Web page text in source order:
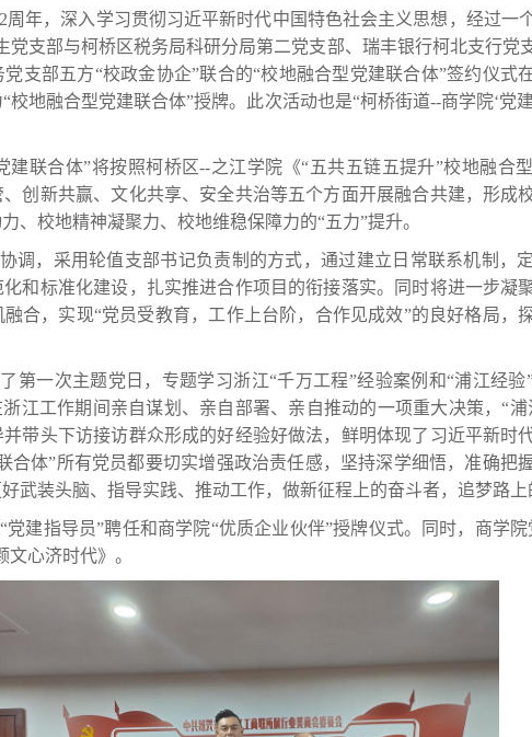
周年，深入学习贯彻习近平新时代中国特色社会主义思想，经过一
党支部与柯桥区税务局科研分局第二党支部、瑞丰银行柯北支行党
支部五方“校政金协企”联合的“校地融合型党建联合体”签约仪式
地融合型党建联合体”授牌。 此次活动也是“柯桥街道--商学院‘党
建联合体”将按照柯桥区--之江学院《“五共五链五提升”校地融合
创新共赢、文化共享、安全共治等五个方面开展融合共建，形成
、校地精神凝聚力、校地维稳保障力的“五力”提升。
调，采用轮值支部书记负责制的方式，通过建立日常联系机制，
和标准化建设，扎实推进合作项目的衔接落实。同时将进一步凝
合，实现“党员受教育，工作上台阶，合作见成效”的良好格局，
第一次主题党日，专题学习浙江“千万工程”经验案例和“浦江经验
江工作期间亲自谋划、亲自部署、亲自推动的一项重大决策，“
带头下访接访群众形成的好经验好做法，鲜明体现了习近平新时
合体”所有党员都要切实增强政治责任感，坚持深学细悟，准确把
武装头脑、指导实践、推动工作，做新征程上的奋斗者，追梦路上
党建指导员”聘任和商学院“优质企业伙伴”授牌仪式。同时，商学
心济时代》。